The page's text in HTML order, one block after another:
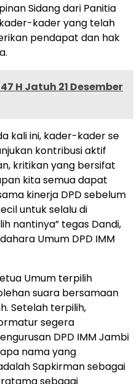
Sidang dari Panitia
kader yang telah
pendapat dan hak
H Jatuh 21 Desember
kali ini, kader-kader se
kontribusi aktif
kritikan yang bersifat
kita semua dapat
kinerja DPD sebelum
untuk selalu di
nantinya” tegas Dandi,
Umum DPD IMM
Umum terpilih
suara bersamaan
Setelah terpilih,
segera
DPD IMM Jambi
nama yang
Sapkirman sebagai
sebagai